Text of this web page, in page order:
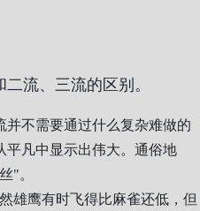
流、三流的区别。
并不需要通过什么复杂难做的
平凡中显示出伟大。通俗地
"。
雄鹰有时飞得比麻雀还低，但